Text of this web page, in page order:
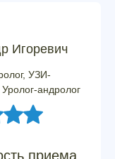
Игоревич
УЗИ-
андролог
приема